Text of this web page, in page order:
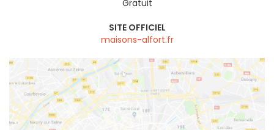
Gratuit
SITE OFFICIEL
maisons-alfort.fr